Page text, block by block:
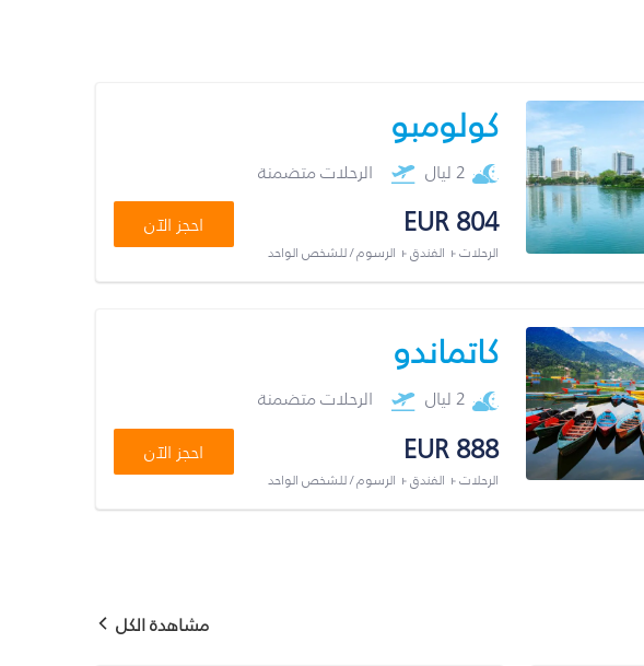
كولومبو
2 ليال الرحلات متضمنة
EUR 804
الرحلات + الفندق + الرسوم / للشخص الواحد
احجز الآن
كاتماندو
2 ليال الرحلات متضمنة
EUR 888
الرحلات + الفندق + الرسوم / للشخص الواحد
احجز الآن
مشاهدة الكل